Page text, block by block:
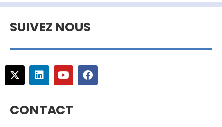
SUIVEZ NOUS
CONTACT